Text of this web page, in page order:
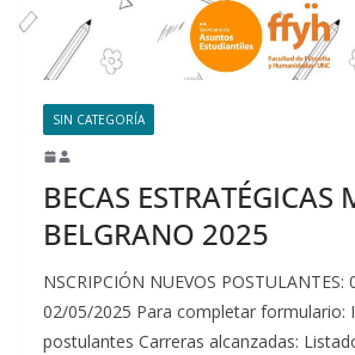
SIN CATEGORÍA
BECAS ESTRATÉGICAS
BELGRANO 2025
NSCRIPCIÓN NUEVOS
02/05/2025 Para completar formulario:
postulantes Carreras alcanzadas: